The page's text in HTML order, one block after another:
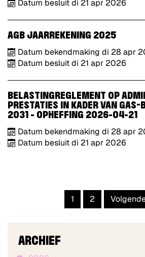
Datum besluitdi 21 apr 2026
AGB JAARREKENING 2025
Datum bekendmaking di 28 apr
Datum besluitdi 21 apr 2026
BELASTINGREGLEMENT OP
PRESTATIES IN KADER VAN
2031 - OPHEFFING 2026-04-21
Datum bekendmaking di 28 apr
Datum besluitdi 21 apr 2026
1 2
ARCHIEF